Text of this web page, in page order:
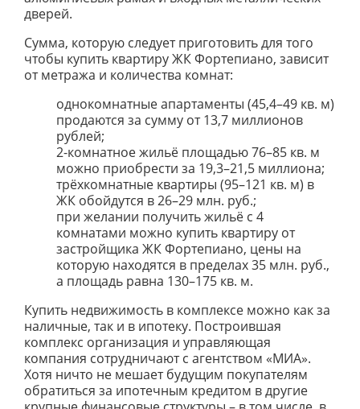
дверей.
Сумма, которую следует приготовить для того
чтобы купить квартиру ЖК Фортепиано, зависит
от метража и количества комнат:
однокомнатные апартаменты (45,4–49 кв. м)
продаются за сумму от 13,7 миллионов
рублей;
2-комнатное жильё площадью 76–85 кв. м
можно приобрести за 19,3–21,5 миллиона;
трёхкомнатные квартиры (95–121 кв. м) в
ЖК обойдутся в 26–29 млн. руб.;
при желании получить жильё с 4
комнатами можно купить квартиру от
застройщика ЖК Фортепиано, цены на
которую находятся в пределах 35 млн. руб.,
а площадь равна 130–175 кв. м.
Купить недвижимость в комплексе можно как за
наличные, так и в ипотеку. Построившая
комплекс организация и управляющая
компания сотрудничают с агентством «МИА».
Хотя ничто не мешает будущим покупателям
обратиться за ипотечным кредитом в другие